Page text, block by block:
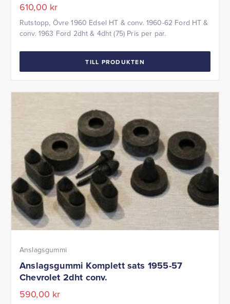
610,00 kr
Rutstopp, Övre 1960 Edsel HT & conv. 1960-62 Ford HT &
conv. 1963 Ford 2dht & 4dht (75) Pris per par.
TILL PRODUKTEN
Anslagsgummi
Anslagsgummi Komplett sats 1955-57
Chevrolet 2dht conv.
590,00 kr